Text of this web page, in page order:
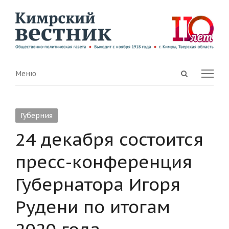
Open
Menu
Меню
Губерния
24 декабря состоится
пресс-конференция
Губернатора Игоря
Рудени по итогам